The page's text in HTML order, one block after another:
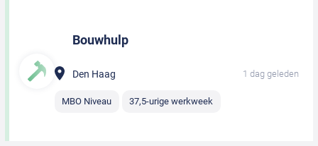
Bouwhulp
Den Haag 1 dag geleden
MBO Niveau 37,5-urige werkweek